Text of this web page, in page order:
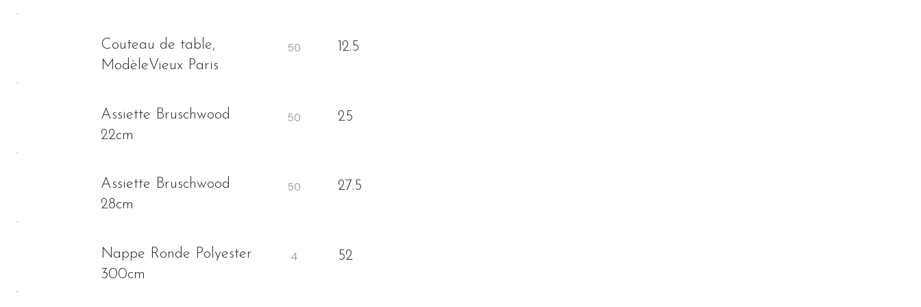
Couteau de table,
ModèleVieux Paris
12.5
Assiette Bruschwood
22cm
25
Assiette Bruschwood
28cm
27.5
Nappe Ronde Polyester
300cm
52